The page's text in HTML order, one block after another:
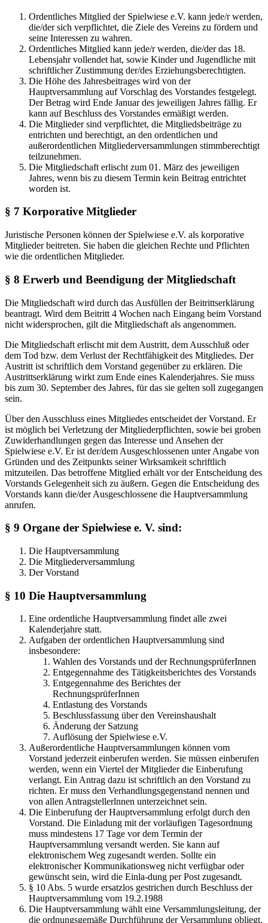
Ordentliches Mitglied der Spielwiese e.V. kann jede/r werden,
die/der sich verpflichtet, die Ziele des Vereins zu fördern und
seine Interessen zu wahren.
Ordentliches Mitglied kann jede/r werden, die/der das 18.
Lebensjahr vollendet hat, sowie Kinder und Jugendliche mit
schriftlicher Zustimmung der/des Erziehungsberechtigten.
Die Höhe des Jahresbeitrages wird von der
Hauptversammlung auf Vorschlag des Vorstandes festgelegt.
Der Betrag wird Ende Januar des jeweiligen Jahres fällig. Er
kann auf Beschluss des Vorstandes ermäßigt werden.
Die Mitglieder sind verpflichtet, die Mitgliedsbeiträge zu
entrichten und berechtigt, an den ordentlichen und
außerordentlichen Mitgliederversammlungen stimmberechtigt
teilzunehmen.
Die Mitgliedschaft erlischt zum 01. März des jeweiligen
Jahres, wenn bis zu diesem Termin kein Beitrag entrichtet
worden ist.
§ 7 Korporative Mitglieder
Juristische Personen können der Spielwiese e.V. als korporative
Mitglieder beitreten. Sie haben die gleichen Rechte und Pflichten
wie die ordentlichen Mitglieder.
§ 8 Erwerb und Beendigung der Mitgliedschaft
Die Mitgliedschaft wird durch das Ausfüllen der Beitrittserklärung
beantragt. Wird dem Beitritt 4 Wochen nach Eingang beim Vorstand
nicht widersprochen, gilt die Mitgliedschaft als angenommen.
Die Mitgliedschaft erlischt mit dem Austritt, dem Ausschluß oder
dem Tod bzw. dem Verlust der Rechtfähigkeit des Mitgliedes. Der
Austritt ist schriftlich dem Vorstand gegenüber zu erklären. Die
Austrittserklärung wirkt zum Ende eines Kalenderjahres. Sie muss
bis zum 30. September des Jahres, für das sie gelten soll zugegangen
sein.
Über den Ausschluss eines Mitgliedes entscheidet der Vorstand. Er
ist möglich bei Verletzung der Mitgliederpflichten, sowie bei groben
Zuwiderhandlungen gegen das Interesse und Ansehen der
Spielwiese e.V. Er ist der/dem Ausgeschlossenen unter Angabe von
Gründen und des Zeitpunkts seiner Wirksamkeit schriftlich
mitzuteilen. Das betroffene Mitglied erhält vor der Entscheidung des
Vorstands Gelegenheit sich zu äußern. Gegen die Entscheidung des
Vorstands kann die/der Ausgeschlossene die Hauptversammlung
anrufen.
§ 9 Organe der Spielwiese e. V. sind:
Die Hauptversammlung
Die Mitgliederversammlung
Der Vorstand
§ 10 Die Hauptversammlung
Eine ordentliche Hauptversammlung findet alle zwei
Kalenderjahre statt.
Aufgaben der ordentlichen Hauptversammlung sind
insbesondere:
Wahlen des Vorstands und der RechnungsprüferInnen
Entgegennahme des Tätigkeitsberichtes des Vorstands
Entgegennahme des Berichtes der
RechnungsprüferInnen
Entlastung des Vorstands
Beschlussfassung über den Vereinshaushalt
Änderung der Satzung
Auflösung der Spielwiese e.V.
Außerordentliche Hauptversammlungen können vom
Vorstand jederzeit einberufen werden. Sie müssen einberufen
werden, wenn ein Viertel der Mitglieder die Einberufung
verlangt. Ein Antrag dazu ist schriftlich an den Vorstand zu
richten. Er muss den Verhandlungsgegenstand nennen und
von allen Antragstellerlnnen unterzeichnet sein.
Die Einberufung der Hauptversammlung erfolgt durch den
Vorstand. Die Einladung mit der vorläufigen Tagesordnung
muss mindestens 17 Tage vor dem Termin der
Hauptversammlung versandt werden. Sie kann auf
elektronischem Weg zugesandt werden. Sollte ein
elektronischer Kommunikationsweg nicht verfügbar oder
gewünscht sein, wird die Einla-dung per Post zugesandt.
§ 10 Abs. 5 wurde ersatzlos gestrichen durch Beschluss der
Hauptversammlung vom 19.2.1988
Die Hauptversammlung wählt eine Versammlungsleitung, der
die ordnungsgemäße Durchführung der Versammlung obliegt.